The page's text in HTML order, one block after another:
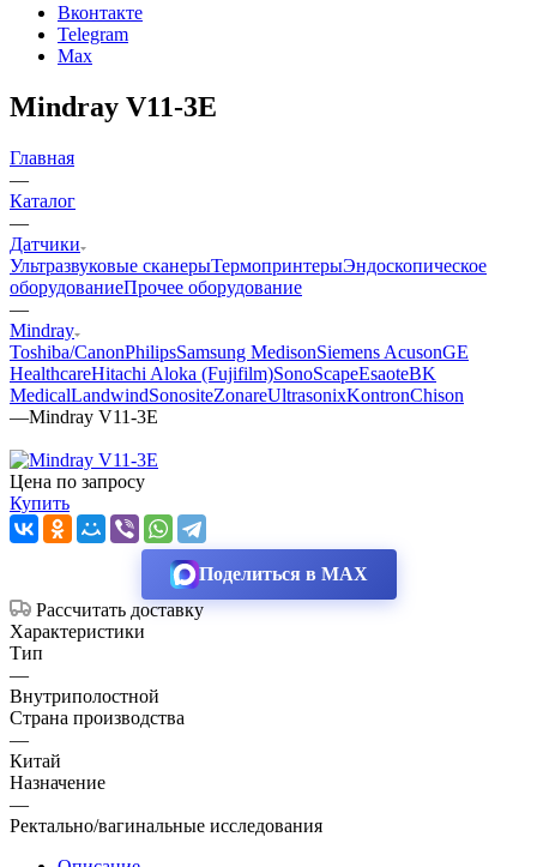
Вконтакте
Telegram
Max
Mindray V11-3E
Главная
—
Каталог
—
Датчики
Ультразвуковые сканерыТермопринтерыЭндоскопическое
оборудованиеПрочее оборудование
—
Mindray
Toshiba/CanonPhilipsSamsung MedisonSiemens AcusonGE
HealthcareHitachi Aloka (Fujifilm)SonoScapeEsaoteBK
MedicalLandwindSonositeZonareUltrasonixKontronChison
—Mindray V11-3E
Цена по запросу
Купить
Поделиться в MAX
Рассчитать доставку
Характеристики
Тип
—
Внутриполостной
Страна производства
—
Китай
Назначение
—
Ректально/вагинальные исследования